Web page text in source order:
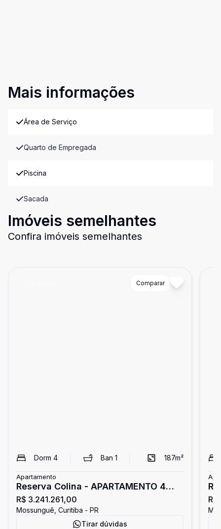
Mais informações
Área de Serviço
Quarto de Empregada
Piscina
Sacada
Imóveis semelhantes
Confira imóveis semelhantes
Comparar
Dorm 4 Ban 1 187m²
Apartamento
Reserva Colina - APARTAMENTO 4
QUARTOS ECOVILLE CURITIBA
R$ 3.241.261,00
Mossunguê, Curitiba - PR
Tirar dúvidas
R$